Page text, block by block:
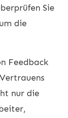
Sie
die
Feedback
nur die